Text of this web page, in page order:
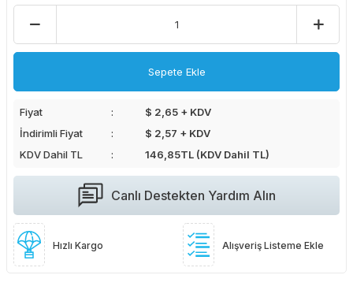
Sepete Ekle
Fiyat
$ 2,65 + KDV
İndirimli Fiyat
$ 2,57 + KDV
KDV Dahil TL
146,85TL (KDV Dahil TL)
Canlı Destekten Yardım Alın
Hızlı Kargo Alışveriş Listeme Ekle